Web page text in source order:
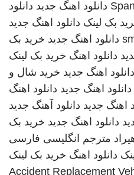
دانلود اهنگ جدید دانلود
بک لینک دانلود اهنگ جدید
دانلود اهنگ جدید خرید بک
دانلود اهنگ خرید بک لینک
دانلود اهنگ جدید خرید شال و
دانلود اهنگ جدید دانلود اهنگ
اهنگ جدید دانلود آهنگ جدید
دانلود اهنگ جدید خرید بک
مترجم انگلیسی فارسی
دانلود اهنگ خرید بک لینک
Accident Replacement